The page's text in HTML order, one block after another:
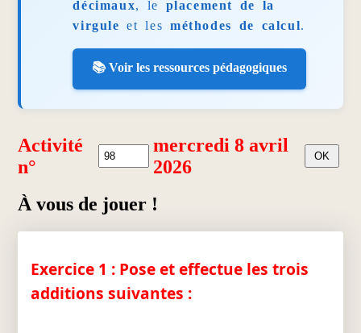
décimaux, le placement de la
virgule et les méthodes de calcul.
📚 Voir les ressources pédagogiques
Activité
n°
mercredi 8 avril
2026
À vous de jouer !
Exercice 1 : Pose et effectue les trois
additions suivantes :